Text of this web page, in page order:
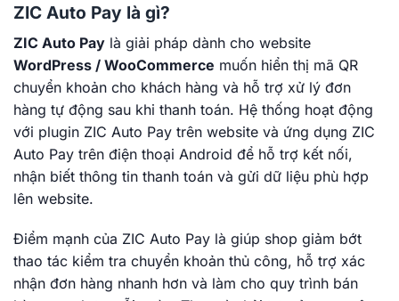
ZIC Auto Pay là gì?
ZIC Auto Pay là giải pháp dành cho website
WordPress / WooCommerce muốn hiển thị mã QR
chuyển khoản cho khách hàng và hỗ trợ xử lý đơn
hàng tự động sau khi thanh toán. Hệ thống hoạt động
với plugin ZIC Auto Pay trên website và ứng dụng ZIC
Auto Pay trên điện thoại Android để hỗ trợ kết nối,
nhận biết thông tin thanh toán và gửi dữ liệu phù hợp
lên website.
Điểm mạnh của ZIC Auto Pay là giúp shop giảm bớt
thao tác kiểm tra chuyển khoản thủ công, hỗ trợ xác
nhận đơn hàng nhanh hơn và làm cho quy trình bán